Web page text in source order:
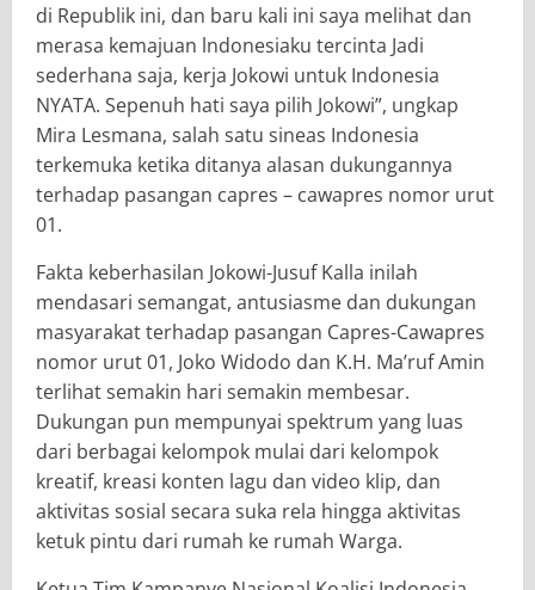
di Republik ini, dan baru kali ini saya melihat dan
merasa kemajuan lndonesiaku tercinta Jadi
sederhana saja, kerja Jokowi untuk Indonesia
NYATA. Sepenuh hati saya pilih Jokowi”, ungkap
Mira Lesmana, salah satu sineas Indonesia
terkemuka ketika ditanya alasan dukungannya
terhadap pasangan capres – cawapres nomor urut
01.
Fakta keberhasilan Jokowi-Jusuf Kalla inilah
mendasari semangat, antusiasme dan dukungan
masyarakat terhadap pasangan Capres-Cawapres
nomor urut 01, Joko Widodo dan K.H. Ma’ruf Amin
terlihat semakin hari semakin membesar.
Dukungan pun mempunyai spektrum yang luas
dari berbagai kelompok mulai dari kelompok
kreatif, kreasi konten lagu dan video klip, dan
aktivitas sosial secara suka rela hingga aktivitas
ketuk pintu dari rumah ke rumah Warga.